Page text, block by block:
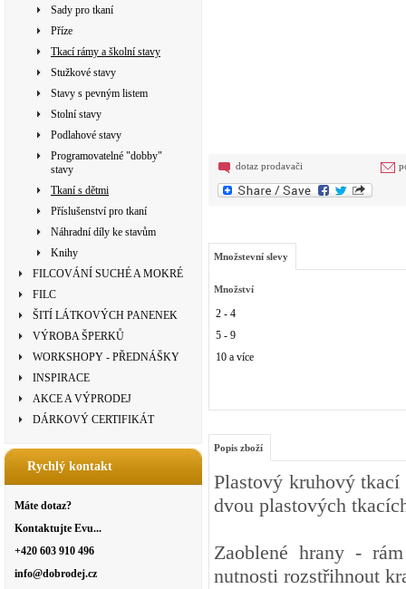
Sady pro tkaní
Příze
Tkací rámy a školní stavy
Stužkové stavy
Stavy s pevným listem
Stolní stavy
Podlahové stavy
Programovatelné "dobby"
stavy
Tkaní s dětmi
Příslušenství pro tkaní
Náhradní díly ke stavům
Knihy
FILCOVÁNÍ SUCHÉ A MOKRÉ
FILC
ŠITÍ LÁTKOVÝCH PANENEK
VÝROBA ŠPERKŮ
WORKSHOPY - PŘEDNÁŠKY
INSPIRACE
AKCE A VÝPRODEJ
DÁRKOVÝ CERTIFIKÁT
Rychlý kontakt
Máte dotaz?
Kontaktujte Evu...
+420 603 910 496
info@dobrodej.cz
dotaz prodavači
Množstevní slevy
Množství
2 - 4
5 - 9
10 a více
Popis zboží
Plastový kruhový
dvou plastových
Zaoblené hrany -
nutnosti rozstřihnout